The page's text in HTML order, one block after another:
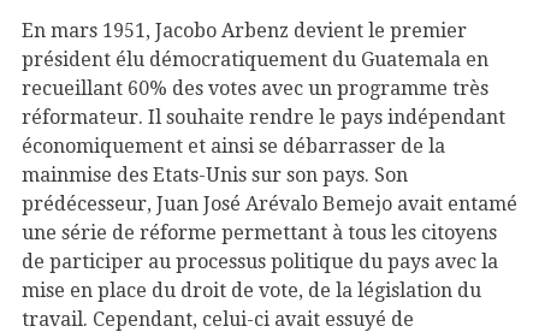
En mars 1951, Jacobo Arbenz devient le premier
président élu démocratiquement du Guatemala en
recueillant 60% des votes avec un programme très
réformateur. Il souhaite rendre le pays indépendant
économiquement et ainsi se débarrasser de la
mainmise des Etats-Unis sur son pays. Son
prédécesseur, Juan José Arévalo Bemejo avait entamé
une série de réforme permettant à tous les citoyens
de participer au processus politique du pays avec la
mise en place du droit de vote, de la législation du
travail. Cependant, celui-ci avait essuyé de